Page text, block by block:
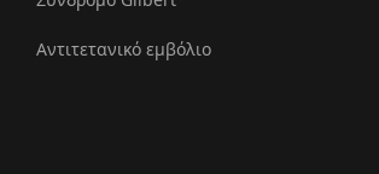
Αντιτετανικό εμβόλιο